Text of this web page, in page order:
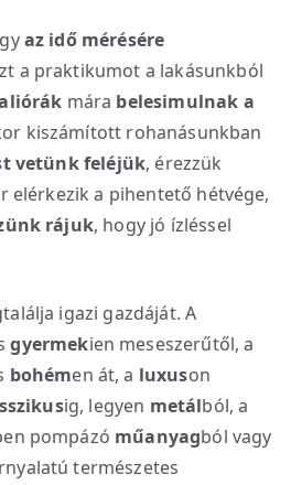
az idő mérésére
a praktikumot a lakásunkból
mára belesimulnak a
kiszámított rohanásunkban
vetünk feléjük, érezzük
elérkezik a pihentető hétvége,
rájuk, hogy jó ízléssel
igazi gazdáját. A
gyermekien meseszerűtől, a
bohémen át, a luxuson
ig, legyen metálból, a
pompázó műanyagból vagy
természetes